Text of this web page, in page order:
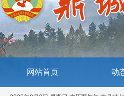
网站首页 动